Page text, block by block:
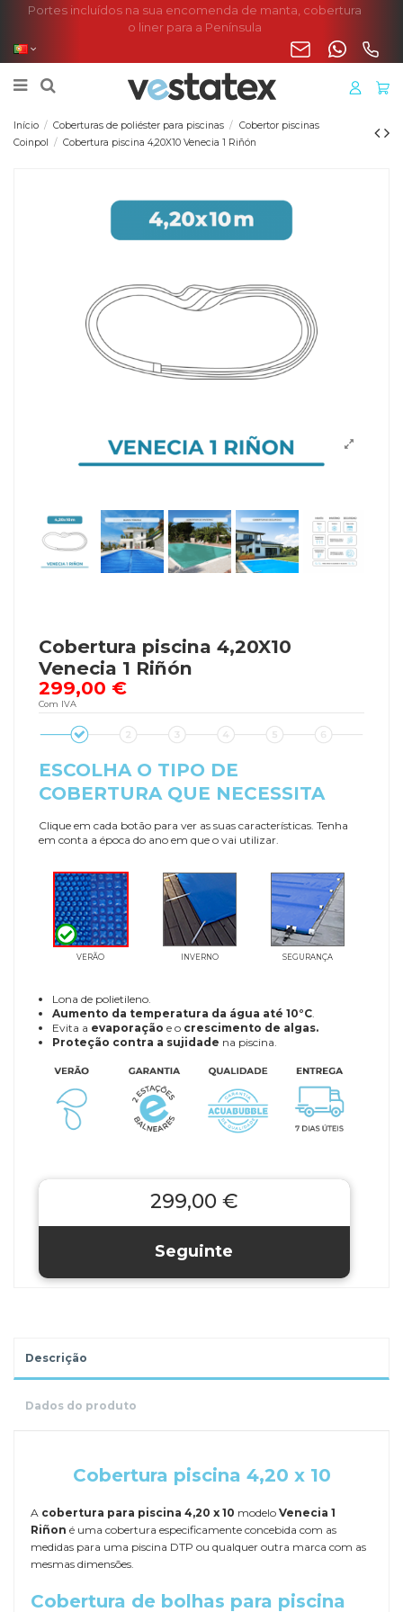
Portes incluídos na sua encomenda de manta, cobertura
o liner para a Península
Início Coberturas de poliéster para piscinas
Cobertor piscinas
Coinpol
Cobertura piscina 4,20X10 Venecia 1 Riñón
Cobertura piscina 4,20X10
Venecia 1 Riñón
299,00 €
Com IVA
ESCOLHA O TIPO DE
COBERTURA QUE NECESSITA
Clique em cada botão para ver as suas características. Tenha
em conta a época do ano em que o vai utilizar.
VERÃO INVERNO SEGURANÇA
Lona de polietileno.
Aumento da temperatura da água até 10°C.
Evita a evaporação e o crescimento de algas.
Proteção contra a sujidade na piscina.
299,00 €
Descrição
Dados do produto
Cobertura piscina 4,20 x 10
A cobertura para piscina 4,20 x 10 modelo Venecia 1
Riñon é uma cobertura especificamente concebida com as
medidas para uma piscina DTP ou qualquer outra marca com as
mesmas dimensões.
Cobertura de bolhas para piscina